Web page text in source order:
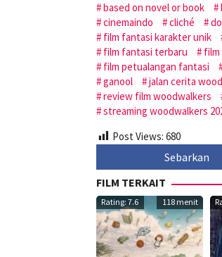
based on novel or book
cinemaindo
cliché
film fantasi karakter unik
film fantasi terbaru
film petualangan fantasi
ganool
jalan cerita
review film woodwalkers
streaming woodwalkers
Post Views: 680
Sebarkan
FILM TERKAIT
Rating: 7.6 118 menit